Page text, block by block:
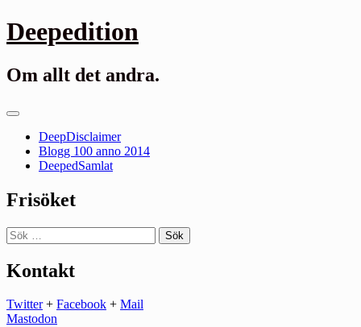
Gå
till
Deepedition
Om allt det andra.
Primär
DeepDisclaimer
Blogg 100 anno 2014
DeepedSamlat
Frisöket
Sök
efter:
Kontakt
Twitter+ Facebook + Mail
Mastodon